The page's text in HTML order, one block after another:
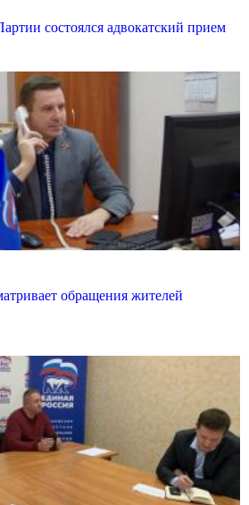
состоялся адвокатский прием
обращения жителей